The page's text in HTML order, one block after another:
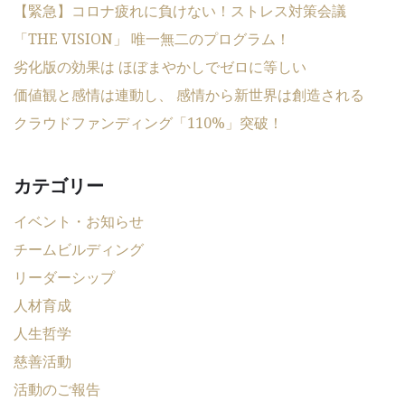
【緊急】コロナ疲れに負けない！ストレス対策会議
「THE VISION」 唯一無二のプログラム！
劣化版の効果は ほぼまやかしでゼロに等しい
価値観と感情は連動し、 感情から新世界は創造される
クラウドファンディング「110%」突破！
カテゴリー
イベント・お知らせ
チームビルディング
リーダーシップ
人材育成
人生哲学
慈善活動
活動のご報告